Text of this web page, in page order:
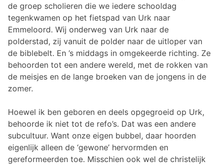
de groep scholieren die we iedere schooldag
tegenkwamen op het fietspad van Urk naar
Emmeloord. Wij onderweg van Urk naar de
polderstad, zij vanuit de polder naar de uitloper van
de biblebelt. En ’s middags in omgekeerde richting. Ze
behoorden tot een andere wereld, met de rokken van
de meisjes en de lange broeken van de jongens in de
zomer.
Hoewel ik ben geboren en deels opgegroeid op Urk,
behoorde ik niet tot de refo’s. Dat was een andere
subcultuur. Want onze eigen bubbel, daar hoorden
eigenlijk alleen de ‘gewone’ hervormden en
gereformeerden toe. Misschien ook wel de christelijk